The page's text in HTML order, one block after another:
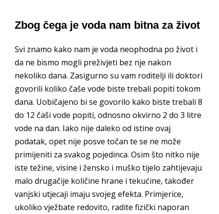
Zbog čega je voda nam bitna za život
Svi znamo kako nam je voda neophodna po život i
da ne bismo mogli preživjeti bez nje nakon
nekoliko dana. Zasigurno su vam roditelji ili doktori
govorili koliko čaše vode biste trebali popiti tokom
dana. Uobičajeno bi se govorilo kako biste trebali 8
do 12 čaši vode popiti, odnosno okvirno 2 do 3 litre
vode na dan. Iako nije daleko od istine ovaj
podatak, opet nije posve točan te se ne može
primijeniti za svakog pojedinca. Osim što nitko nije
iste težine, visine i žensko i muško tijelo zahtijevaju
malo drugačije količine hrane i tekućine, također
vanjski utjecaji imaju svojeg efekta. Primjerice,
ukoliko vježbate redovito, radite fizički naporan